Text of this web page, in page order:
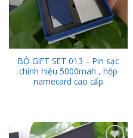
BỘ GIFT SET 013 – Pin sạc
chính hiệu 5000mah , hộp
namecard cao cấp